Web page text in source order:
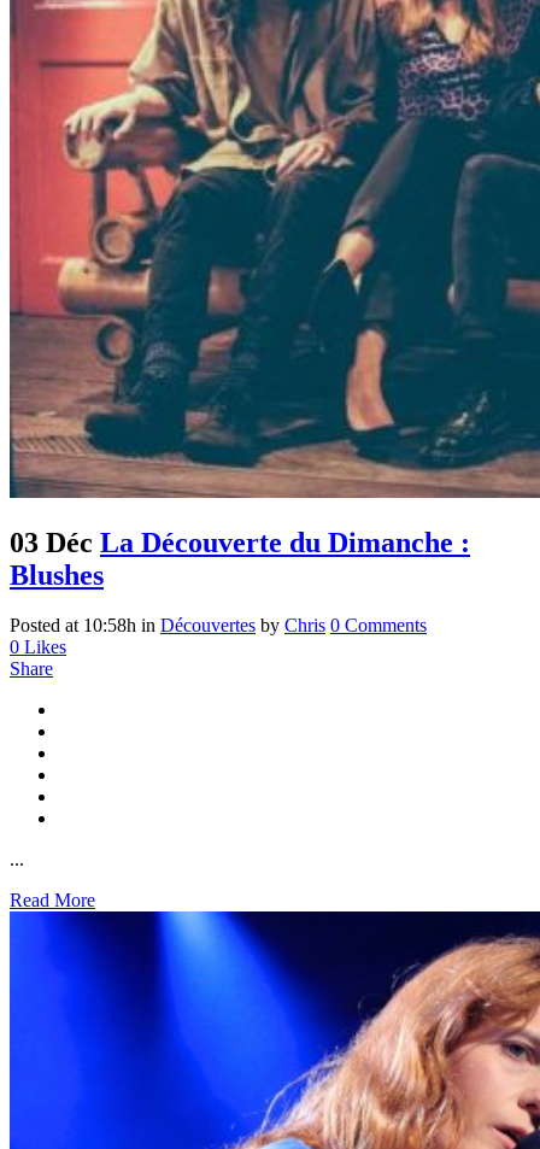
03 Déc La Découverte du Dimanche :
Blushes
Posted at 10:58h in Découvertes by Chris 0 Comments
0 Likes
Share
...
Read More